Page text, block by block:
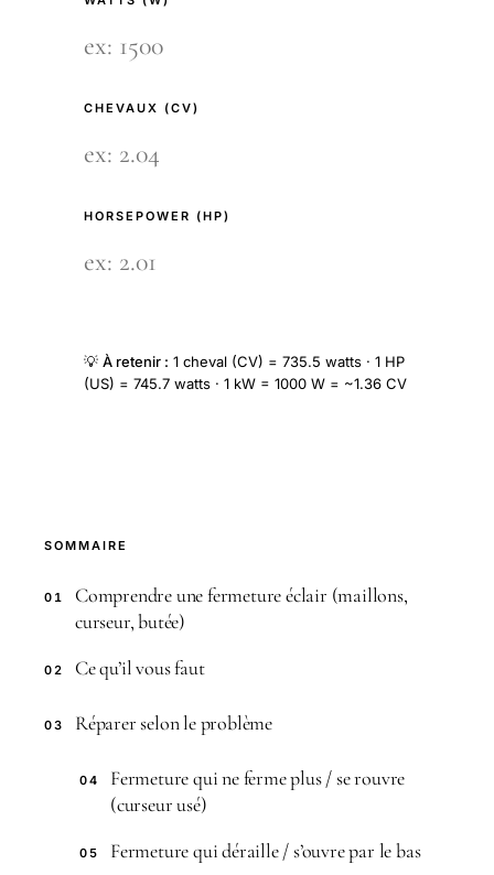
CHEVAUX (CV)
HORSEPOWER (HP)
💡 À retenir : 1 cheval (CV) = 735.5 watts · 1 HP
(US) = 745.7 watts · 1 kW = 1000 W = ~1.36 CV
SOMMAIRE
01
Comprendre une fermeture éclair (maillons,
curseur, butée)
02 Ce qu’il vous faut
03 Réparer selon le problème
04
Fermeture qui ne ferme plus / se rouvre
(curseur usé)
05 Fermeture qui déraille / s’ouvre par le bas